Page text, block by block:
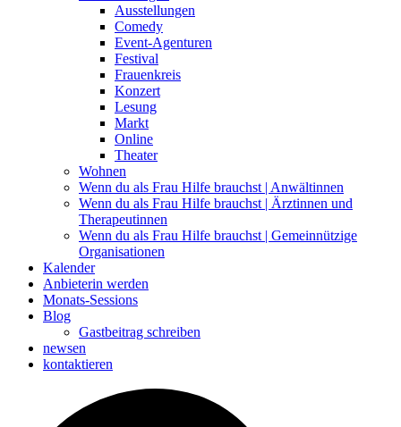
Ausstellungen
Comedy
Event-Agenturen
Festival
Frauenkreis
Konzert
Lesung
Markt
Online
Theater
Wohnen
Wenn du als Frau Hilfe brauchst | Anwältinnen
Wenn du als Frau Hilfe brauchst | Ärztinnen und
Therapeutinnen
Wenn du als Frau Hilfe brauchst | Gemeinnützige
Organisationen
Kalender
Anbieterin werden
Monats-Sessions
Blog
Gastbeitrag schreiben
newsen
kontaktieren